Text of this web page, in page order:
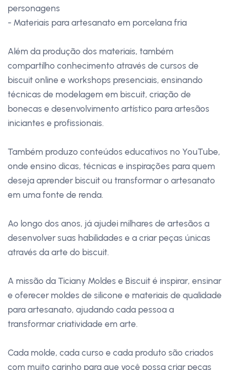
personagens
- Materiais para artesanato em porcelana fria
Além da produção dos materiais, também
compartilho conhecimento através de cursos de
biscuit online e workshops presenciais, ensinando
técnicas de modelagem em biscuit, criação de
bonecas e desenvolvimento artístico para artesãos
iniciantes e profissionais.
Também produzo conteúdos educativos no YouTube,
onde ensino dicas, técnicas e inspirações para quem
deseja aprender biscuit ou transformar o artesanato
em uma fonte de renda.
Ao longo dos anos, já ajudei milhares de artesãos a
desenvolver suas habilidades e a criar peças únicas
através da arte do biscuit.
A missão da Ticiany Moldes e Biscuit é inspirar, ensinar
e oferecer moldes de silicone e materiais de qualidade
para artesanato, ajudando cada pessoa a
transformar criatividade em arte.
Cada molde, cada curso e cada produto são criados
com muito carinho para que você possa criar peças